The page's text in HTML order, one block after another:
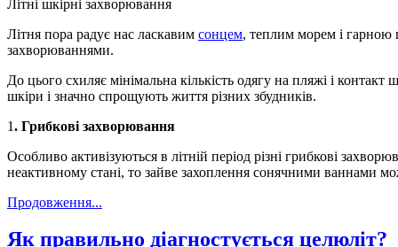
Літні шкірні захворювання
Літня пора радує нас ласкавим сонцем, теплим морем і гарною
захворюваннями.
До цього схиляє мінімальна кількість одягу на пляжі і
шкіри і значно спрощують життя різних збудників.
1. Грибкові захворювання
Особливо активізуються в літній період різні грибкові
неактивному стані, то зайве захоплення сонячними ваннами
Продовження...
Як правильно діагностується целюліт?